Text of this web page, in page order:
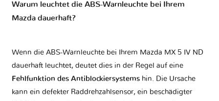
Warum leuchtet die ABS-Warnleuchte bei Ihrem
Mazda dauerhaft?
Wenn die ABS-Warnleuchte bei Ihrem Mazda MX 5 IV ND
dauerhaft leuchtet, deutet dies in der Regel auf eine
Fehlfunktion des Antiblockiersystems hin. Die Ursache
kann ein defekter Raddrehzahlsensor, ein beschädigter